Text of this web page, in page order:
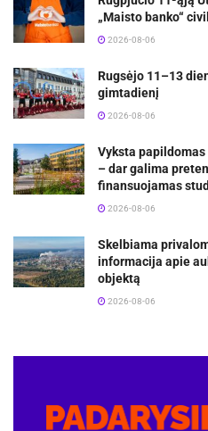
„Maisto banko“
2026-08-06
Rugsėjo 11–13
gimtadienį
2026-08-06
Vyksta
– dar galima
finansuojamas
2026-08-06
Skelbiama
informacija apie
objektą
2026-08-06